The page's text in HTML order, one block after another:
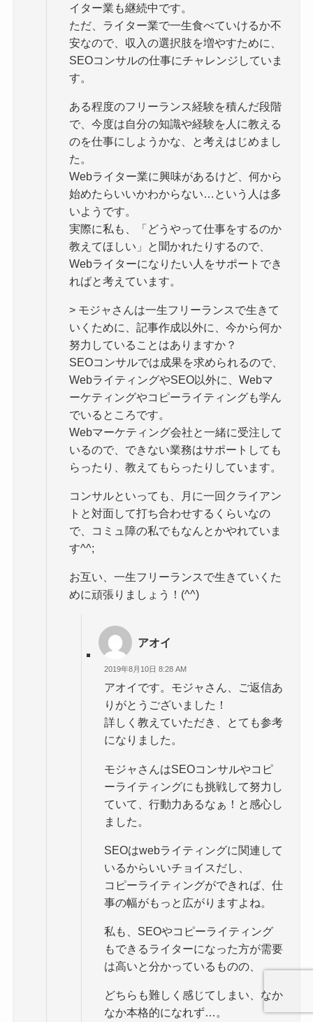
イター業も継続中です。
ただ、ライター業で一生食べていけるか不
安なので、収入の選択肢を増やすために、
SEOコンサルの仕事にチャレンジしていま
す。
ある程度のフリーランス経験を積んだ段階
で、今度は自分の知識や経験を人に教える
のを仕事にしようかな、と考えはじめまし
た。
Webライター業に興味があるけど、何から
始めたらいいかわからない…という人は多
いようです。
実際に私も、「どうやって仕事をするのか
教えてほしい」と聞かれたりするので、
Webライターになりたい人をサポートでき
ればと考えています。
> モジャさんは一生フリーランスで生きて
いくために、記事作成以外に、今から何か
努力していることはありますか？
SEOコンサルでは成果を求められるので、
WebライティングやSEO以外に、Webマ
ーケティングやコピーライティングも学ん
でいるところです。
Webマーケティング会社と一緒に受注して
いるので、できない業務はサポートしても
らったり、教えてもらったりしています。
コンサルといっても、月に一回クライアン
トと対面して打ち合わせするくらいなの
で、コミュ障の私でもなんとかやれていま
す^^;
お互い、一生フリーランスで生きていくた
めに頑張りましょう！(^^)
アオイ
2019年8月10日 8:28 AM
アオイです。モジャさん、ご返信あ
りがとうございました！
詳しく教えていただき、とても参考
になりました。
モジャさんはSEOコンサルやコピ
ーライティングにも挑戦して努力し
ていて、行動力あるなぁ！と感心し
ました。
SEOはwebライティングに関連して
いるからいいチョイスだし、
コピーライティングができれば、仕
事の幅がもっと広がりますよね。
私も、SEOやコピーライティング
もできるライターになった方が需要
は高いと分かっているものの、
どちらも難しく感じてしまい、なか
なか本格的になれず…。